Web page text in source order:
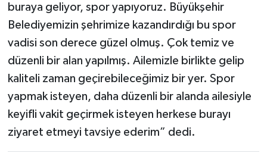
buraya geliyor, spor yapıyoruz. Büyükşehir
Belediyemizin şehrimize kazandırdığı bu spor
vadisi son derece güzel olmuş. Çok temiz ve
düzenli bir alan yapılmış. Ailemizle birlikte gelip
kaliteli zaman geçirebileceğimiz bir yer. Spor
yapmak isteyen, daha düzenli bir alanda ailesiyle
keyifli vakit geçirmek isteyen herkese burayı
ziyaret etmeyi tavsiye ederim” dedi.